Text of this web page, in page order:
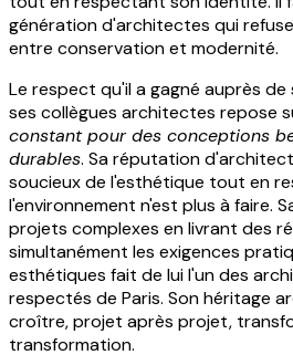
génération d'architectes qui
entre conservation et modernité.
Le respect qu'il a gagné auprès
ses collègues architectes repose
constant pour des conceptions
durables. Sa réputation
soucieux de l'esthétique tout en
l'environnement n'est plus à faire.
projets complexes en livrant des
simultanément les exigences
esthétiques fait de lui l'un des
respectés de Paris. Son héritage
croître, projet après projet,
transformation.